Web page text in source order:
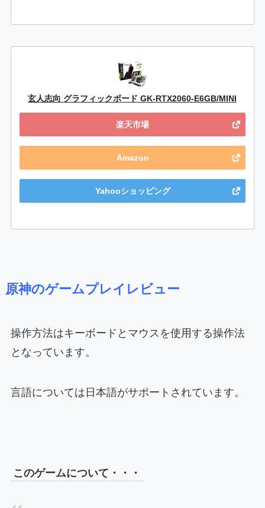
玄人志向 グラフィックボード GK-RTX2060-E6GB/MINI
楽天市場
Amazon
Yahooショッピング
原神のゲームプレイレビュー
操作方法はキーボードとマウスを使用する操作法
となっています。
言語については日本語がサポートされています。
このゲームについて・・・